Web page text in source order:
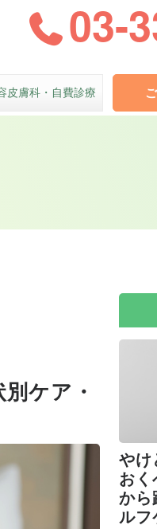
03-
皮膚科・自費診療
ケア・
やけ
お
から
ルフ